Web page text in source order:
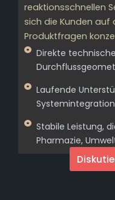
reaktionsschnellen
sich die Kunden auf
Produktfragen
Direkte
Laufende
Systemintegration
Stabile Leistung,
Pharmazie,